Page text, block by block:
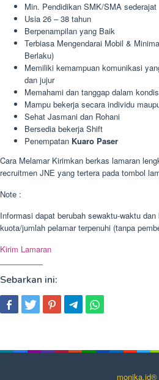
Min. Pendidikan SMK/SMA sederajat
Usia 26 – 38 tahun
Berpenampilan yang Baik
Terbiasa Mengendarai Mobil &
Berlaku)
Memiliki kemampuan komunikasi
dan jujur
Memahami dan tanggap dalam
Mampu bekerja secara individu
Sehat Jasmani dan Rohani
Bersedia bekerja Shift
Penempatan Kuaro Paser
Cara Melamar Kirimkan berkas lamaran
recruitmen JNE yang tertera pada tombol
Note :
Informasi dapat berubah sewaktu-waktu
kuota/jumlah pelamar terpenuhi (tanpa
Kirim Lamaran
Sebarkan ini:
monika.id®